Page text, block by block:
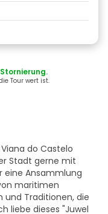
Tour wert ist.
do Castelo
Stadt gerne mit
eine Ansammlung
maritimen
und Traditionen, die
liebe dieses "Juwel